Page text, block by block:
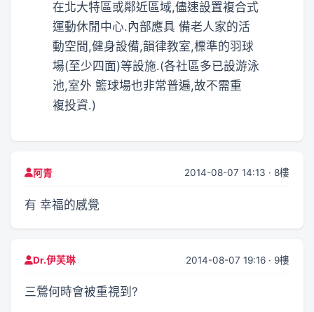
在北大特區或鄰近區域,儘速設置複合式
運動休閒中心.內部應具 備老人家的活
動空間,健身設備,韻律教室,標準的羽球
場(至少四面)等設施.(各社區多已設游泳
池,室外 籃球場也非常普遍,故不需重
複投資.)
阿青 2014-08-07 14:13 · 8樓
有 幸福的感覺
Dr.伊芙琳 2014-08-07 19:16 · 9樓
三鶯何時會被重視到?